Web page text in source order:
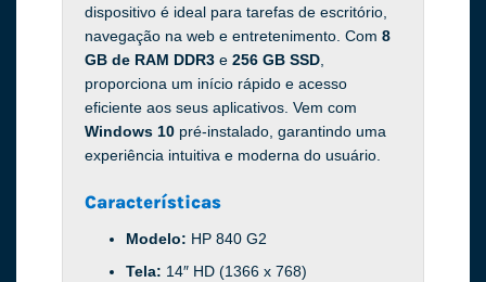
dispositivo é ideal para tarefas de escritório,
navegação na web e entretenimento. Com 8
GB de RAM DDR3e 256 GB SSD,
proporciona um início rápido e acesso
eficiente aos seus aplicativos. Vem com
Windows 10pré-instalado, garantindo uma
experiência intuitiva e moderna do usuário.
Características
Modelo: HP 840 G2
Tela: 14″ HD (1366 x 768)